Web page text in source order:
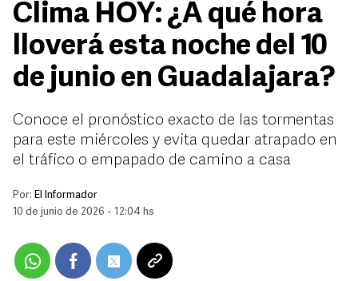
Clima HOY: ¿A qué hora
lloverá esta noche del 10
de junio en Guadalajara?
Conoce el pronóstico exacto de las tormentas
para este miércoles y evita quedar atrapado en
el tráfico o empapado de camino a casa
Por: El Informador
10 de junio de 2026 - 12:04 hs